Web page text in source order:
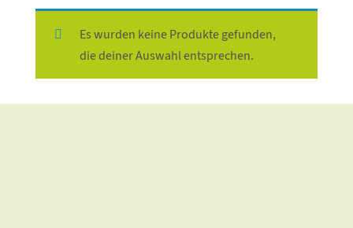
Es wurden keine Produkte gefunden,
die deiner Auswahl entsprechen.